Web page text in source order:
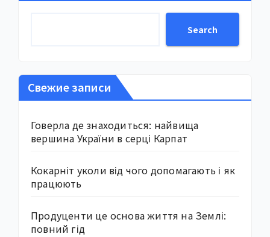
Search
Свежие записи
Говерла де знаходиться: найвища
вершина України в серці Карпат
Кокарніт уколи від чого допомагають і як
працюють
Продуценти це основа життя на Землі:
повний гід